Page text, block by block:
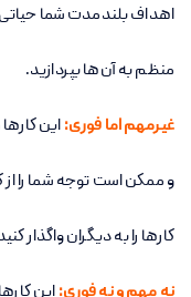
اهداف بلندمدت شما حیاتی
منظم به آن‌ها بپردازید.
غیرمهم اما فوری:این
و ممکن است توجه شما را
کارها را به دیگران واگذار